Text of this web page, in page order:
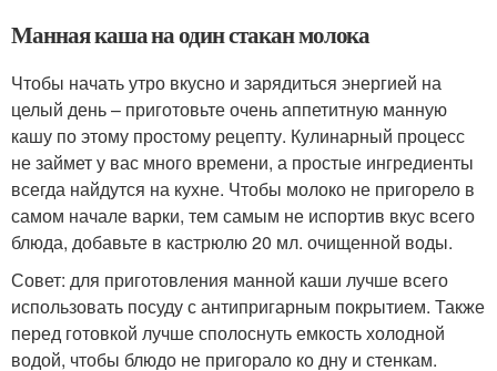
Манная каша на один стакан молока
Чтобы начать утро вкусно и зарядиться энергией на
целый день – приготовьте очень аппетитную манную
кашу по этому простому рецепту. Кулинарный процесс
не займет у вас много времени, а простые ингредиенты
всегда найдутся на кухне. Чтобы молоко не пригорело в
самом начале варки, тем самым не испортив вкус всего
блюда, добавьте в кастрюлю 20 мл. очищенной воды.
Совет: для приготовления манной каши лучше всего
использовать посуду с антипригарным покрытием. Также
перед готовкой лучше сполоснуть емкость холодной
водой, чтобы блюдо не пригорало ко дну и стенкам.